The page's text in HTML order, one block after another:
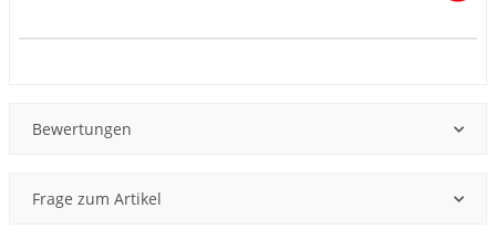
Bewertungen
Frage zum Artikel